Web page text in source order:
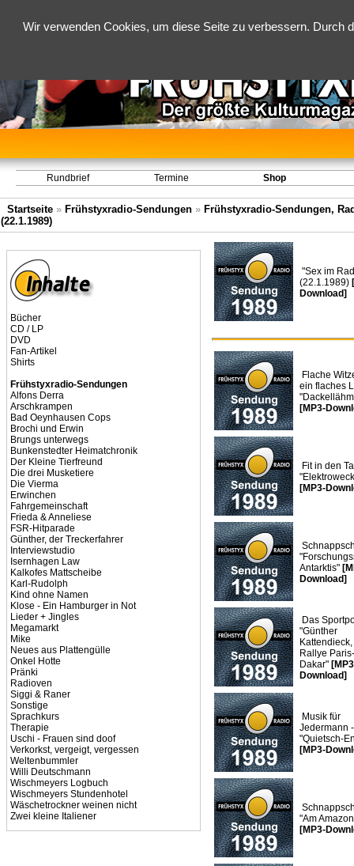
Wir verwenden Cookies, um diese Seite zu verbessern.
Rundbrief Termine Shop
Startseite » Frühstyxradio-Sendungen » Frühstyxradio-Sendungen,
(22.1.1989)
Bücher
CD / LP
DVD
Fan-Artikel
Shirts
Frühstyxradio-Sendungen
Alfons Derra
Arschkrampen
Bad Oeynhausen Cops
Brochi und Erwin
Brungs unterwegs
Bunkenstedter Heimatchronik
Der Kleine Tierfreund
Die drei Musketiere
Die Vierma
Erwinchen
Fahrgemeinschaft
Frieda & Anneliese
FSR-Hitparade
Günther, der Treckerfahrer
Interviewstudio
Isernhagen Law
Kalkofes Mattscheibe
Karl-Rudolph
Kind ohne Namen
Klose - Ein Hamburger in Not
Lieder + Jingles
Megamarkt
Mike
Neues aus Plattengülle
Onkel Hotte
Pränki
Radioven
Siggi & Raner
Sonstige
Sprachkurs
Therapie
Uschi - Frauen sind doof
Verkorkst, vergeigt, vergessen
Weltenbummler
Willi Deutschmann
Wischmeyers Logbuch
Wischmeyers Stundenhotel
Wäschetrockner weinen nicht
Zwei kleine Italiener
"Sex im
(22.1.1989)
Download]
Flache
ein flaches
[MP3-
Fit in den
[MP3-
Antarktis"
Download]
Das
"Günther
Kattendieck,
Rallye Paris-
Dakar"
Download]
Musik für
Jedermann -
"Quietsch-
[MP3-
"Am
[MP3-